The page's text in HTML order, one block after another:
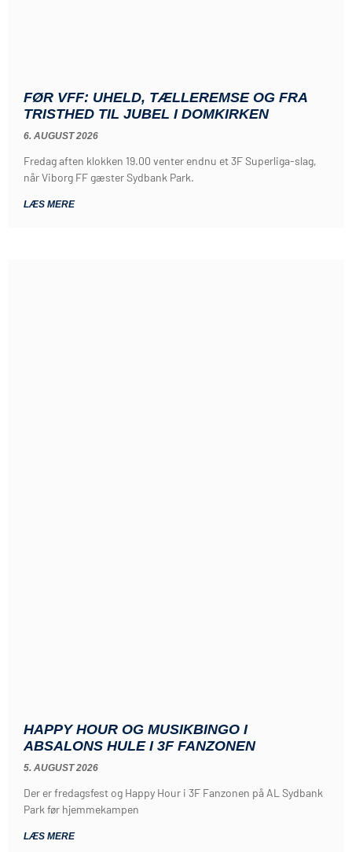
FØR VFF: UHELD, TÆLLEREMSE OG FRA
TRISTHED TIL JUBEL I DOMKIRKEN
6. AUGUST 2026
Fredag aften klokken 19.00 venter endnu et 3F Superliga-slag,
når Viborg FF gæster Sydbank Park.
LÆS MERE
HAPPY HOUR OG MUSIKBINGO I
ABSALONS HULE I 3F FANZONEN
5. AUGUST 2026
Der er fredagsfest og Happy Hour i 3F Fanzonen på AL Sydbank
Park før hjemmekampen
LÆS MERE